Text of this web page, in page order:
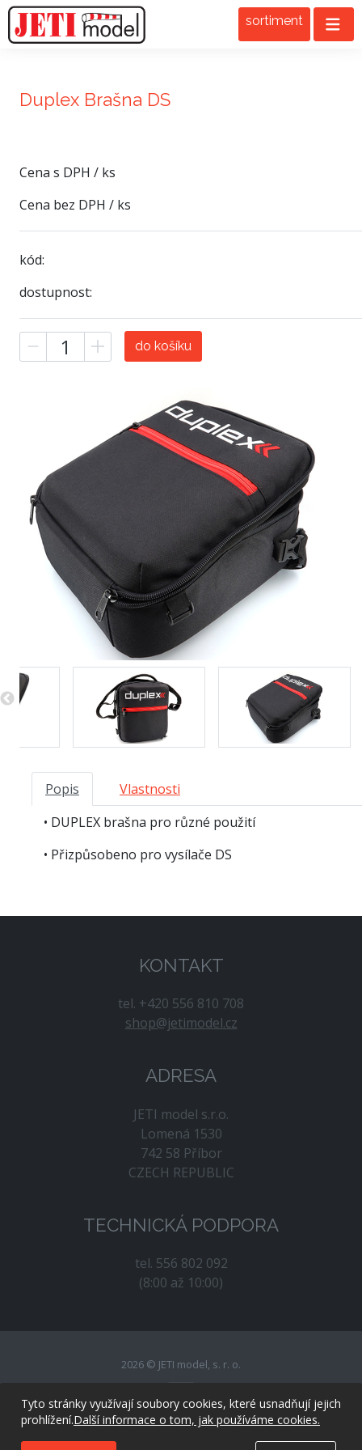
sortiment
Duplex Brašna DS
Cena s DPH / ks
Cena bez DPH / ks
kód:
dostupnost:
do košíku
Popis
Vlastnosti
• DUPLEX brašna pro různé použití
• Přizpůsobeno pro vysílače DS
KONTAKT
tel. +420 556 810 708
shop@jetimodel.cz
ADRESA
JETI model s.r.o.
Lomená 1530
742 58 Příbor
CZECH REPUBLIC
TECHNICKÁ PODPORA
tel. 556 802 092
(8:00 až 10:00)
2026 © JETI model, s. r. o.
evolvedsolutions.cz
Tyto stránky využívají soubory cookies, které usnadňují jejich
prohlížení.Další informace o tom, jak používáme cookies.